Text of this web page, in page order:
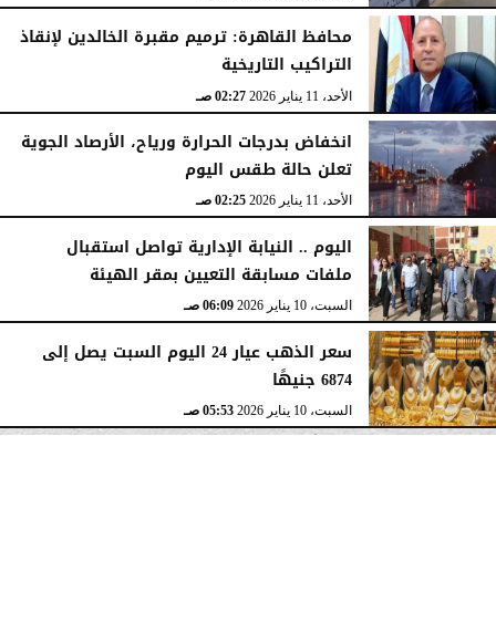
محافظ القاهرة: ترميم مقبرة الخالدين لإنقاذ
التراكيب التاريخية
الأحد، 11 يناير 2026 02:27 صـ
انخفاض بدرجات الحرارة ورياح، الأرصاد الجوية
تعلن حالة طقس اليوم
الأحد، 11 يناير 2026 02:25 صـ
اليوم .. النيابة الإدارية تواصل استقبال
ملفات مسابقة التعيين بمقر الهيئة
السبت، 10 يناير 2026 06:09 صـ
سعر الذهب عيار 24 اليوم السبت يصل إلى
6874 جنيهًا
السبت، 10 يناير 2026 05:53 صـ